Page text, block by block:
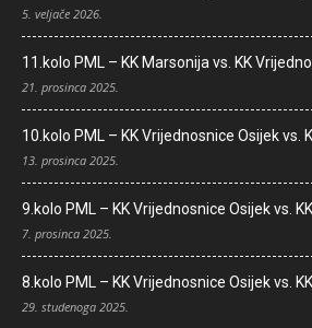
5. veljače 2026.
11.kolo PML – KK Marsonija vs. KK
21. prosinca 2025.
10.kolo PML – KK Vrijednosnice Osijek vs.
13. prosinca 2025.
9.kolo PML – KK Vrijednosnice Osijek vs.
7. prosinca 2025.
8.kolo PML – KK Vrijednosnice Osijek vs.
29. studenoga 2025.